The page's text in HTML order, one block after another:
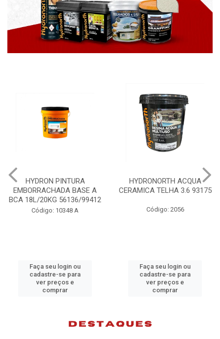
HYDRON PINTURA
EMBORRACHADA BASE A
BCA 18L/20KG 56136/99412
Código: 10348 A
Faça seu login ou
cadastre-se para
ver preços e
comprar
HYDRONORTH ACQUA
CERAMICA TELHA 3.6 93175
Código: 2056
Faça seu login ou
cadastre-se para
ver preços e
comprar